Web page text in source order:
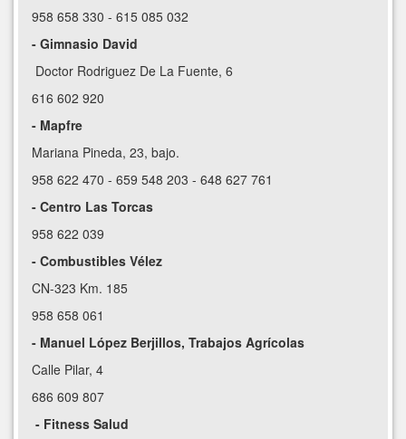
958 658 330 - 615 085 032
- Gimnasio David
Doctor Rodriguez De La Fuente, 6
616 602 920
- Mapfre
Mariana Pineda, 23, bajo.
958 622 470 - 659 548 203 - 648 627 761
- Centro Las Torcas
958 622 039
- Combustibles Vélez
CN-323 Km. 185
958 658 061
- Manuel López Berjillos, Trabajos Agrícolas
Calle Pilar, 4
686 609 807
- Fitness Salud